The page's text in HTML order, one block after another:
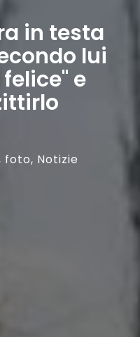
in testa
lui
e
foto, Notizie